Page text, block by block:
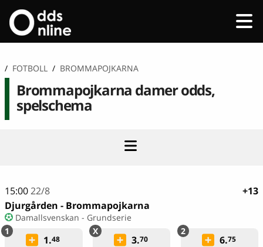
/ FOTBOLL / BROMMAPOJKARNA
Brommapojkarna damer odds,
spelschema
15:0022/8
Djurgården - Brommapojkarna
Damallsvenskan - Grundserie
1.48 3.70 6.75
+13